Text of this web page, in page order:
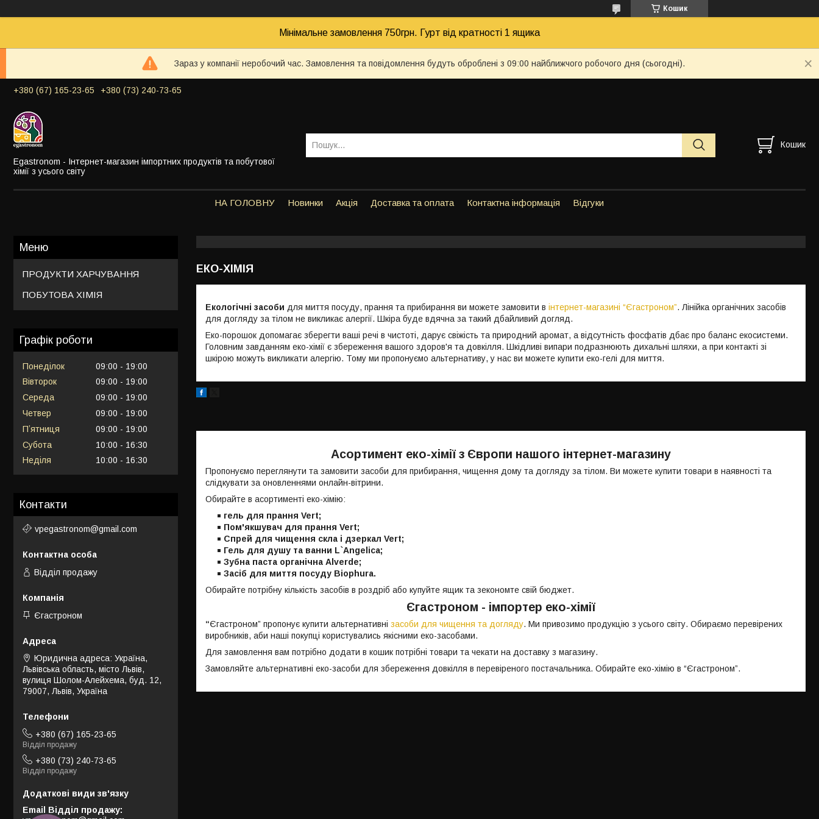
Кошик
Мінімальне замовлення 750грн. Гурт від кратності 1 ящика
Зараз у компанії неробочий час. Замовлення та повідомлення будуть оброблені з 09:00 найближчого робочого дня (сьогодні).
+380 (67) 165-23-65 +380 (73) 240-73-65
Egastronom - Інтернет-магазин імпортних продуктів та побутової
хімії з усього світу
Кошик
НА ГОЛОВНУ Новинки Акція Доставка та оплата Контактна інформація Відгуки
ЕКО-ХІМІЯ
Екологічні засоби для миття посуду, прання та прибирання ви можете замовити в інтернет-магазині “Єгастроном”. Лінійка органічних засобів
для догляду за тілом не викликає алергії. Шкіра буде вдячна за такий дбайливий догляд.
Еко-порошок допомагає зберегти ваші речі в чистоті, дарує свіжість та природний аромат, а відсутність фосфатів дбає про баланс екосистеми.
Головним завданням еко-хімії є збереження вашого здоров'я та довкілля. Шкідливі випари подразнюють дихальні шляхи, а при контакті зі
шкірою можуть викликати алергію. Тому ми пропонуємо альтернативу, у нас ви можете купити еко-гелі для миття.
Асортимент еко-хімії з Європи нашого інтернет-магазину
Пропонуємо переглянути та замовити засоби для прибирання, чищення дому та догляду за тілом. Ви можете купити товари в наявності та
слідкувати за оновленнями онлайн-вітрини.
Обирайте в асортименті еко-хімію:
гель для прання Vert;
Пом'якшувач для прання Vert;
Спрей для чищення скла і дзеркал Vert;
Гель для душу та ванни L`Angelica;
Зубна паста органічна Alverde;
Засіб для миття посуду Biophura.
Обирайте потрібну кількість засобів в роздріб або купуйте ящик та зекономте свій бюджет.
Єгастроном - імпортер еко-хімії
“Єгастроном” пропонує купити альтернативні засоби для чищення та догляду. Ми привозимо продукцію з усього світу. Обираємо перевірених
виробників, аби наші покупці користувались якісними еко-засобами.
Для замовлення вам потрібно додати в кошик потрібні товари та чекати на доставку з магазину.
Замовляйте альтернативні еко-засоби для збереження довкілля в перевіреного постачальника. Обирайте еко-хімію в “Єгастроном”.
ПРОДУКТИ ХАРЧУВАННЯ
ПОБУТОВА ХІМІЯ
Графік роботи
Понеділок 09:00
19:00
Вівторок
09:00
19:00
Середа
09:00
19:00
Четвер
09:00
19:00
Пʼятниця
09:00
19:00
Субота
10:00
16:30
Неділя
10:00 16:30
Контакти
vpegastronom@gmail.com
Відділ продажу
Єгастроном
Юридична адреса: Україна,
Львівська область, місто Львів,
вулиця Шолом-Алейхема, буд. 12,
79007, Львів, Україна
+380 (67) 165-23-65
Відділ продажу
+380 (73) 240-73-65
Відділ продажу
Email Відділ продажу